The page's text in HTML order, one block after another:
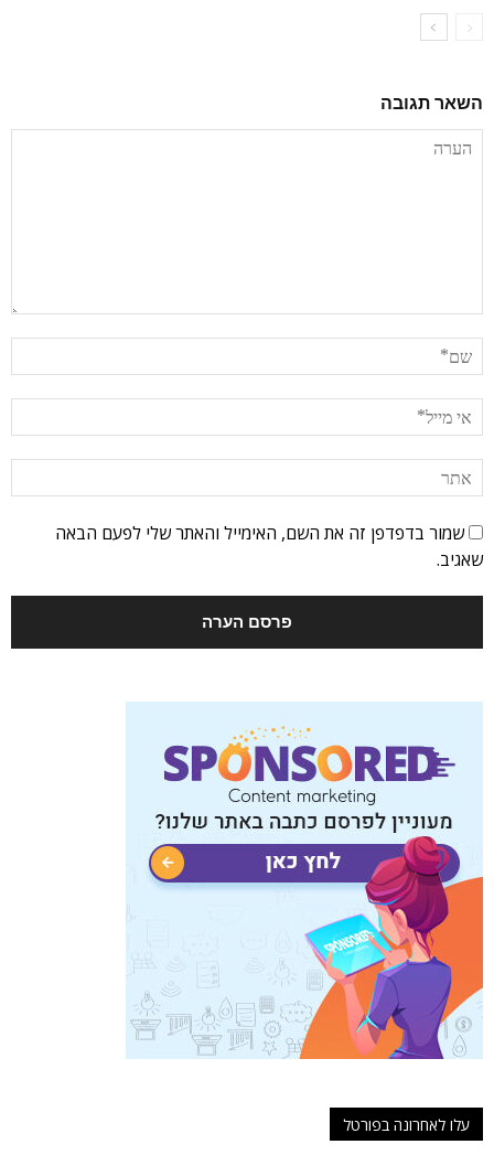
השאר תגובה
שמור בדפדפן זה את השם, האימייל והאתר שלי לפעם הבאה
שאגיב.
עלו לאחרונה בפורטל